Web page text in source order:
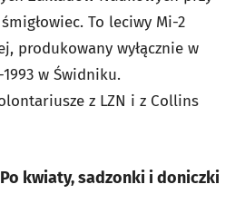
To leciwy Mi-2
produkowany wyłącznie w
w Świdniku.
z LZN i z Collins
Po kwiaty, sadzonki i doniczki